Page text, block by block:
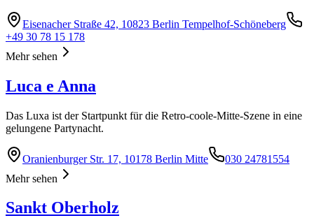
Eisenacher Straße 42, 10823 Berlin Tempelhof-Schöneberg
+49 30 78 15 178
Mehr sehen
Luca e Anna
Das Luxa ist der Startpunkt für die Retro-coole-Mitte-Szene in eine
gelungene Partynacht.
Oranienburger Str. 17, 10178 Berlin Mitte
030 24781554
Mehr sehen
Sankt Oberholz